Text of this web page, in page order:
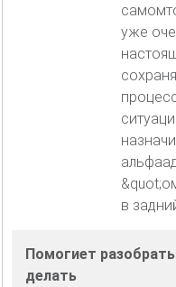
уже
в
Помогиет
делать